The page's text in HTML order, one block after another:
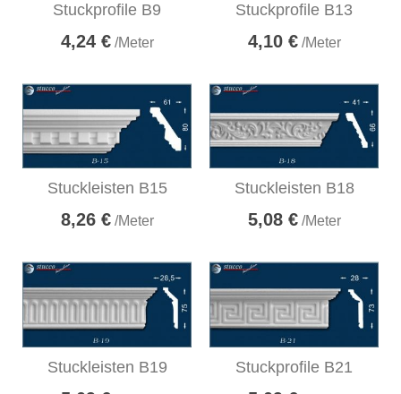
Stuckprofile B9
4,24 €/Meter
Stuckprofile B13
4,10 €/Meter
Stuckleisten B15
8,26 €/Meter
Stuckleisten B18
5,08 €/Meter
Stuckleisten B19 Stuckprofile B21